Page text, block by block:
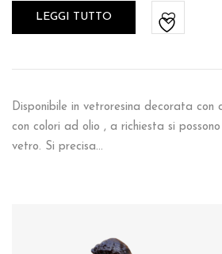
LEGGI TUTTO
Disponibile in vetroresina decorata con
con colori ad olio , a richiesta si
vetro. Si precisa…